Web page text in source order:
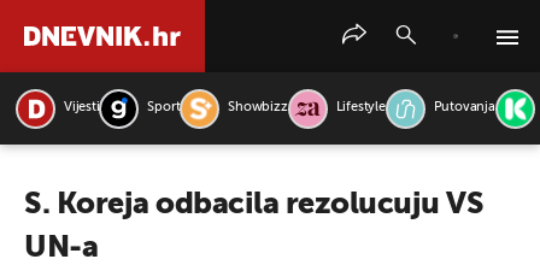
Vijesti Sport Showbizz Lifestyle Putovanja
S. Koreja odbacila rezolucuju VS
UN-a
PRETRAŽITE VIJESTI